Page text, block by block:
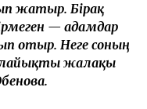
жатыр. Бірақ
— адамдар
отыр. Неге соның
лайықты жалақы